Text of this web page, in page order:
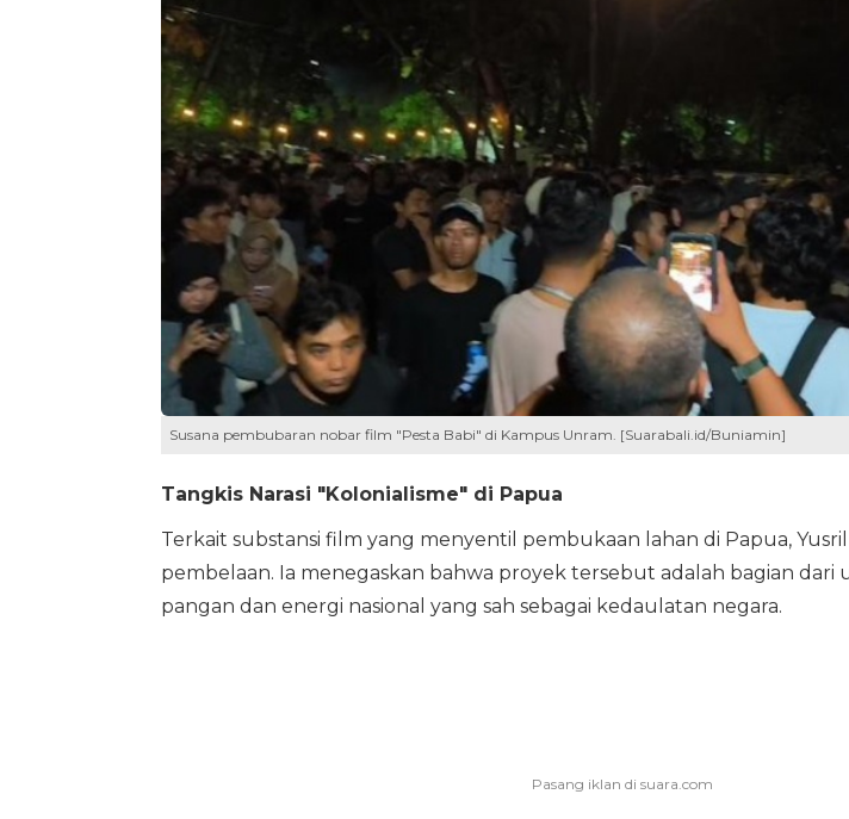
Susana pembubaran nobar film "Pesta Babi" di Kampus Unram. [Suarabali.id/Buniamin]
Tangkis Narasi "Kolonialisme" di Papua
Terkait substansi film yang menyentil pembukaan lahan di Papua,
pembelaan. Ia menegaskan bahwa proyek tersebut adalah bagian dari
pangan dan energi nasional yang sah sebagai kedaulatan negara.